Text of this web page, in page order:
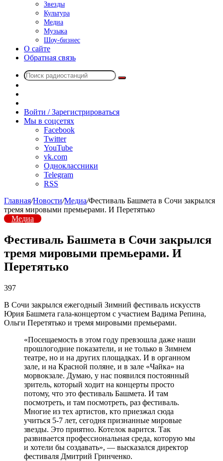
Звезды
Культура
Медиа
Музыка
Шоу-бизнес
О сайте
Обратная связь
Поиск
радио
Войти / Зарегистрироваться
Мы в соцсетях
Facebook
Twitter
YouTube
vk.com
Одноклассники
Telegram
RSS
Главная/Новости/Медиа/Фестиваль Башмета в Сочи закрылся
тремя мировыми премьерами. И Перетятько
Медиа
Фестиваль Башмета в Сочи закрылся
тремя мировыми премьерами. И
Перетятько
397
В Сочи закрылся ежегодный Зимний фестиваль искусств
Юрия Башмета гала-концертом с участием Вадима Репина,
Ольги Перетятько и тремя мировыми премьерами.
«Посещаемость в этом году превзошла даже наши
прошлогодние показатели, и не только в Зимнем
театре, но и на других площадках. И в органном
зале, и на Красной поляне, и в зале «Чайка» на
морвокзале. Думаю, у нас появился постоянный
зритель, который ходит на концерты просто
потому, что это фестиваль Башмета. И там
посмотреть, и там посмотреть, раз фестиваль.
Многие из тех артистов, кто приезжал сюда
учиться 5-7 лет, сегодня признанные мировые
звезды. Это приятно. Котелок варится. Так
развивается профессиональная среда, которую мы
и хотели бы создавать», — высказался директор
фестиваля Дмитрий Гринченко.